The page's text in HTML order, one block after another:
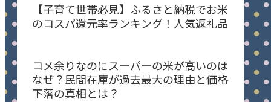
【子育て世帯必見】ふるさと納税でお米
のコスパ還元率ランキング！人気返礼品
コメ余りなのにスーパーの米が高いのは
なぜ？民間在庫が過去最大の理由と価格
下落の真相とは？